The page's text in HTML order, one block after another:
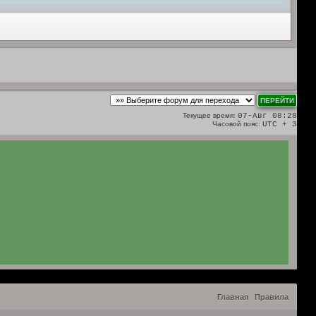
Текущее время: 07-Авг 08:28
Часовой пояс: UTC + 3
Главная Правила